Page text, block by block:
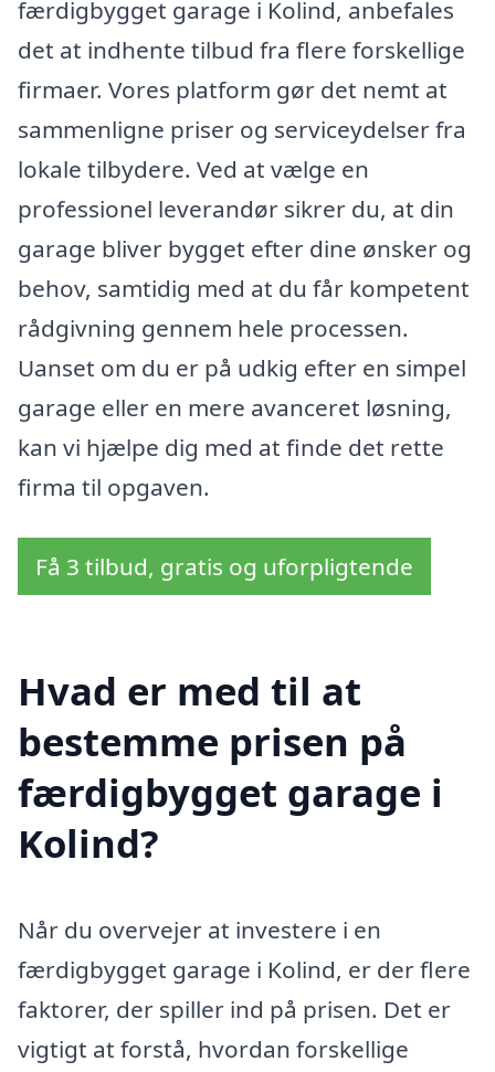
færdigbygget garage i Kolind, anbefales
det at indhente tilbud fra flere forskellige
firmaer. Vores platform gør det nemt at
sammenligne priser og serviceydelser fra
lokale tilbydere. Ved at vælge en
professionel leverandør sikrer du, at din
garage bliver bygget efter dine ønsker og
behov, samtidig med at du får kompetent
rådgivning gennem hele processen.
Uanset om du er på udkig efter en simpel
garage eller en mere avanceret løsning,
kan vi hjælpe dig med at finde det rette
firma til opgaven.
Få 3 tilbud, gratis og uforpligtende
Hvad er med til at
bestemme prisen på
færdigbygget garage i
Kolind?
Når du overvejer at investere i en
færdigbygget garage i Kolind, er der flere
faktorer, der spiller ind på prisen. Det er
vigtigt at forstå, hvordan forskellige